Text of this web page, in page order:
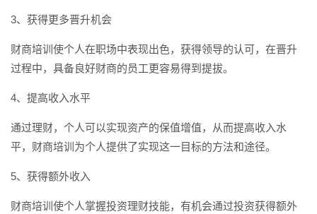
3、获得更多晋升机会
财商培训使个人在职场中表现出色，获得领导的认可，在晋升
过程中，具备良好财商的员工更容易得到提拔。
4、提高收入水平
通过理财，个人可以实现资产的保值增值，从而提高收入水
平，财商培训为个人提供了实现这一目标的方法和途径。
5、获得额外收入
财商培训使个人掌握投资理财技能，有机会通过投资获得额外